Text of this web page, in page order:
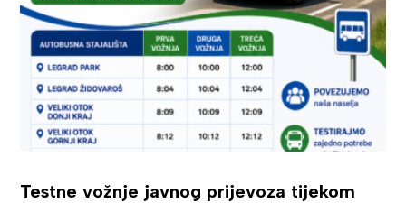
Testne vožnje javnog prijevoza tijekom